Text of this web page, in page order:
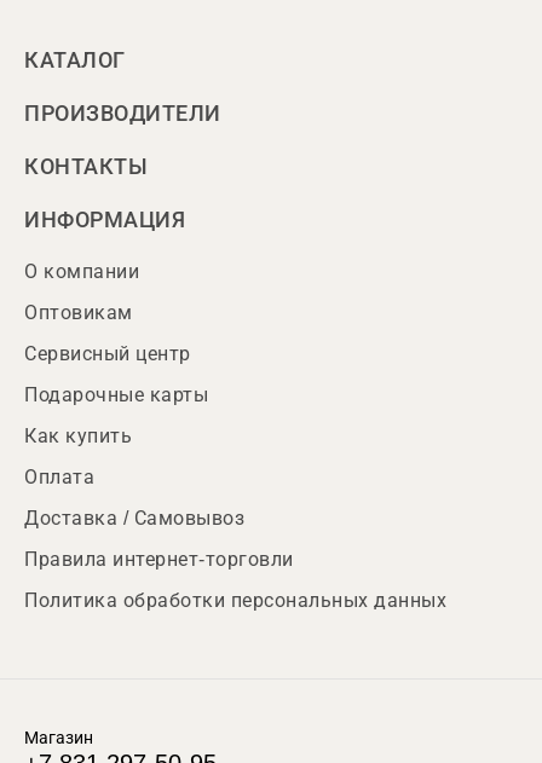
КАТАЛОГ
ПРОИЗВОДИТЕЛИ
КОНТАКТЫ
ИНФОРМАЦИЯ
О компании
Оптовикам
Сервисный центр
Подарочные карты
Как купить
Оплата
Доставка / Самовывоз
Правила интернет-торговли
Политика обработки персональных данных
Магазин